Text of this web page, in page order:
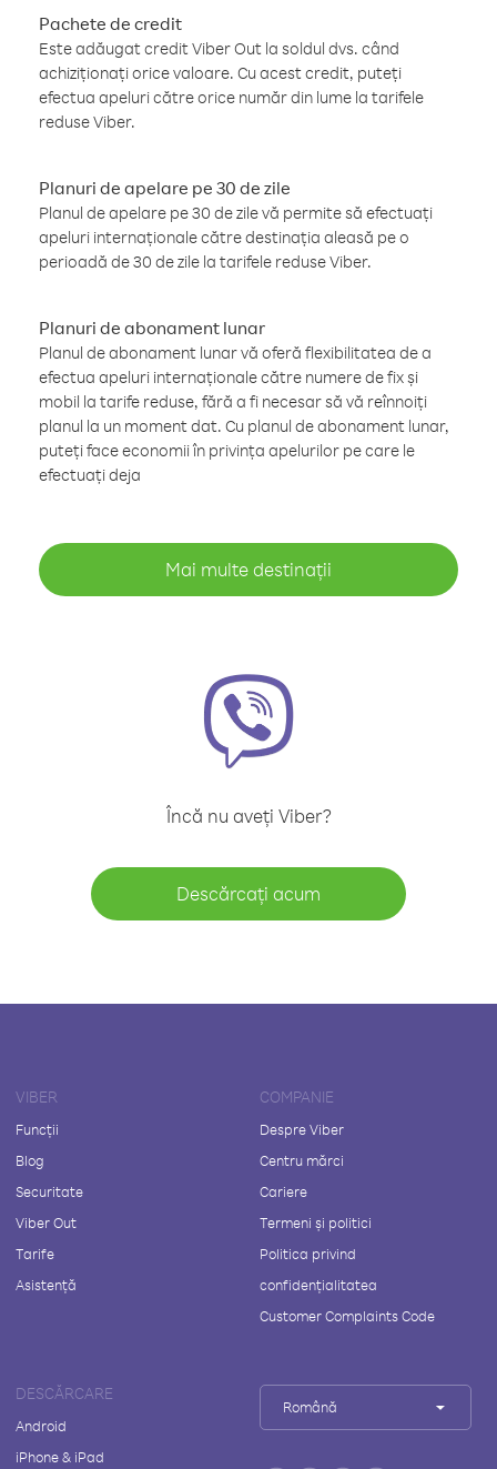
Pachete de credit
Este adăugat credit Viber Out la soldul dvs. când
achiziționați orice valoare. Cu acest credit, puteți
efectua apeluri către orice număr din lume la tarifele
reduse Viber.
Planuri de apelare pe 30 de zile
Planul de apelare pe 30 de zile vă permite să efectuați
apeluri internaționale către destinația aleasă pe o
perioadă de 30 de zile la tarifele reduse Viber.
Planuri de abonament lunar
Planul de abonament lunar vă oferă flexibilitatea de a
efectua apeluri internaționale către numere de fix și
mobil la tarife reduse, fără a fi necesar să vă reînnoiți
planul la un moment dat. Cu planul de abonament lunar,
puteți face economii în privința apelurilor pe care le
efectuați deja
Mai multe destinații
Încă nu aveți Viber?
Descărcați acum
VIBER
Funcții
Blog
Securitate
Viber Out
Tarife
Asistență
COMPANIE
Despre Viber
Centru mărci
Cariere
Termeni și politici
Politica privind
confidențialitatea
Customer Complaints Code
DESCĂRCARE
Android
iPhone & iPad
Română